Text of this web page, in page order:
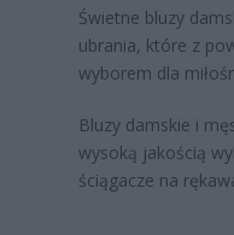
Świetne bluzy
ubrania, które z
wyborem dla
Bluzy damskie i
wysoką jakością
ściągacze na